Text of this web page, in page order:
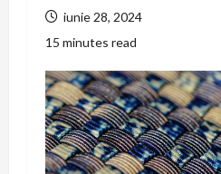
iunie 28, 2024
15 minutes read